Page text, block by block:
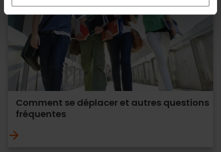
Comment se déplacer et autres questions
fréquentes